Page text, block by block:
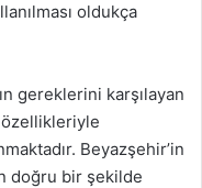
oldukça
gereklerini karşılayan
özellikleriyle
Beyazşehir’in
doğru bir şekilde